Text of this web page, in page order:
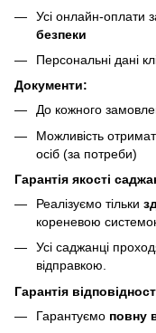
Усі онлайн-оплати
безпеки
Персональні дані
Документи:
До кожного
Можливість
осіб (за потреби)
Гарантія якості
Реалізуємо тільки
кореневою
Усі саджанці
відправкою.
Гарантія
Гарантуємо повну